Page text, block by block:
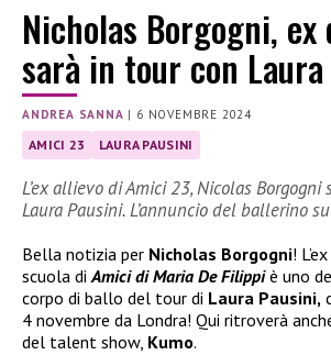
Nicholas Borgogni,
sarà in tour con
ANDREA SANNA | 6 NOVEMBRE 2024
AMICI 23 LAURA PAUSINI
L’ex allievo di Amici 23, Nicolas Borgogni
Laura Pausini. L’annuncio del ballerino
Bella notizia per Nicholas Borgogni!
scuola diAmici di Maria De Filippiè uno
corpo di ballo del tour di Laura Pausini,
4 novembre da Londra! Qui ritroverà
del talent show, Kumo.